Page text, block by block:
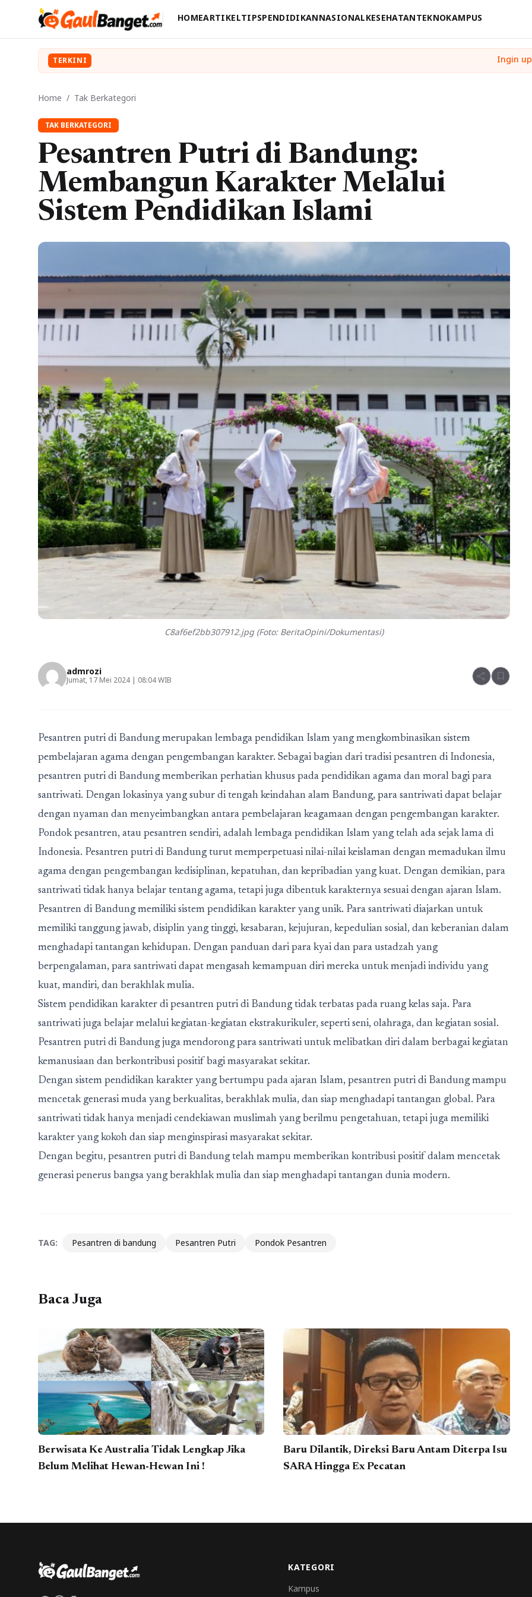
HOMEARTIKELTIPSPENDIDIKANNASIONALKESEHATANTEKNOKAMPUS
TERKINI
Home / Tak Berkategori
TAK BERKATEGORI
Pesantren Putri di Bandung:
Membangun Karakter Melalui
Sistem Pendidikan Islami
C8af6ef2bb307912.jpg (Foto: BeritaOpini/Dokumentasi)
admrozi
Jumat, 17 Mei 2024 | 08:04 WIB share bookmark
Pesantren putri di Bandung merupakan lembaga pendidikan Islam yang mengkombinasikan sistem
pembelajaran agama dengan pengembangan karakter. Sebagai bagian dari tradisi pesantren di Indonesia,
pesantren putri di Bandung memberikan perhatian khusus pada pendidikan agama dan moral bagi para
santriwati. Dengan lokasinya yang subur di tengah keindahan alam Bandung, para santriwati dapat belajar
dengan nyaman dan menyeimbangkan antara pembelajaran keagamaan dengan pengembangan karakter.
Pondok pesantren, atau pesantren sendiri, adalah lembaga pendidikan Islam yang telah ada sejak lama di
Indonesia. Pesantren putri di Bandung turut memperpetuasi nilai-nilai keislaman dengan memadukan ilmu
agama dengan pengembangan kedisiplinan, kepatuhan, dan kepribadian yang kuat. Dengan demikian, para
santriwati tidak hanya belajar tentang agama, tetapi juga dibentuk karakternya sesuai dengan ajaran Islam.
Pesantren di Bandung memiliki sistem pendidikan karakter yang unik. Para santriwati diajarkan untuk
memiliki tanggung jawab, disiplin yang tinggi, kesabaran, kejujuran, kepedulian sosial, dan keberanian dalam
menghadapi tantangan kehidupan. Dengan panduan dari para kyai dan para ustadzah yang
berpengalaman, para santriwati dapat mengasah kemampuan diri mereka untuk menjadi individu yang
kuat, mandiri, dan berakhlak mulia.
Sistem pendidikan karakter di pesantren putri di Bandung tidak terbatas pada ruang kelas saja. Para
santriwati juga belajar melalui kegiatan-kegiatan ekstrakurikuler, seperti seni, olahraga, dan kegiatan sosial.
Pesantren putri di Bandung juga mendorong para santriwati untuk melibatkan diri dalam berbagai kegiatan
kemanusiaan dan berkontribusi positif bagi masyarakat sekitar.
Dengan sistem pendidikan karakter yang bertumpu pada ajaran Islam, pesantren putri di Bandung mampu
mencetak generasi muda yang berkualitas, berakhlak mulia, dan siap menghadapi tantangan global. Para
santriwati tidak hanya menjadi cendekiawan muslimah yang berilmu pengetahuan, tetapi juga memiliki
karakter yang kokoh dan siap menginspirasi masyarakat sekitar.
Dengan begitu, pesantren putri di Bandung telah mampu memberikan kontribusi positif dalam mencetak
generasi penerus bangsa yang berakhlak mulia dan siap menghadapi tantangan dunia modern.
TAG: Pesantren di bandung Pesantren Putri Pondok Pesantren
Baca Juga
Berwisata Ke Australia Tidak Lengkap Jika
Belum Melihat Hewan-Hewan Ini !
Baru Dilantik, Direksi Baru Antam Diterpa Isu
SARA Hingga Ex Pecatan
KATEGORI
Kampus